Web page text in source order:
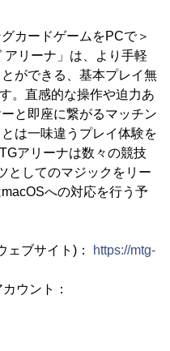
カードゲームをPCで＞
アリーナ」は、より手軽
ができる、基本プレイ無
。直感的な操作や迫力あ
と即座に繋がるマッチン
は一味違うプレイ体験を
アリーナは数々の競技
としてのマジックをリー
への対応を行う予
ェブサイト)：
https://mtg-
ウント：